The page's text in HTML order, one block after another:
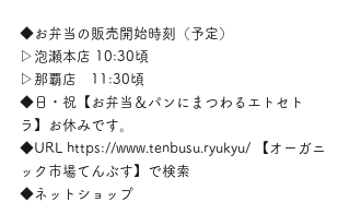
◆お弁当の販売開始時刻（予定）
▷泡瀬本店 10:30頃
▷那覇店　11:30頃
◆日・祝【お弁当＆パンにまつわるエトセト
ラ】お休みです。
◆URL https://www.tenbusu.ryukyu/ 【オーガニ
ック市場てんぶす】で検索
◆ネットショップ